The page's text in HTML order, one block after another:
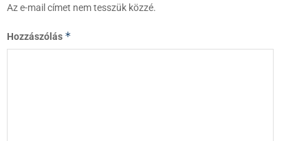
Az e-mail címet nem tesszük közzé.
Hozzászólás *